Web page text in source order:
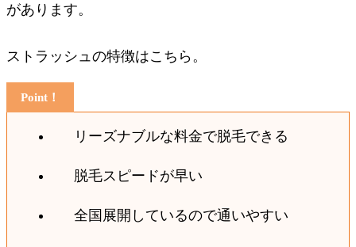
があります。
ストラッシュの特徴はこちら。
リーズナブルな料金で脱毛できる
脱毛スピードが早い
全国展開しているので通いやすい